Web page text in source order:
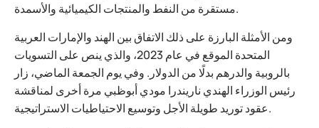
مستقرة من النفط والمنتجات الكيميائية والأسمدة.
ومن الأمثلة البارزة على ذلك الاتفاق بين الهند والإمارات العربية
المتحدة الموقع في عام 2023، والذي ينص على التسويات
بالروبية والدرهم بدلًا من الدولار. وفي يوم الجمعة الماضي، زار
رئيس الوزراء الهندي ناريندرا مودي أبوظبي مرة أخرى لمناقشة
عقود توريد طويلة الأجل وتوسيع الاحتياطيات الاستراتيجية.